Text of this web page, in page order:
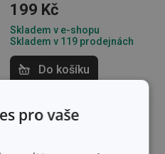
199 Kč
Skladem v e-shopu
Skladem v 119 prodejnách
Do košíku
pro vaše